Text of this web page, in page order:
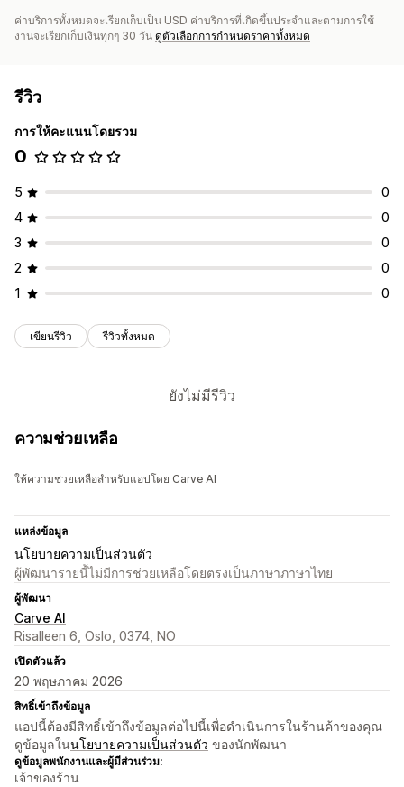
ค่าบริการทั้งหมดจะเรียกเก็บเป็น USD ค่าบริการที่เกิดขึ้นประจำและตามการใช้
งานจะเรียกเก็บเงินทุกๆ 30 วัน ดูตัวเลือกการกำหนดราคาทั้งหมด
รีวิว
การให้คะแนนโดยรวม
0
5
0
4
0
3
0
2
0
1
0
เขียนรีวิว รีวิวทั้งหมด
ยังไม่มีรีวิว
ความช่วยเหลือ
ให้ความช่วยเหลือสำหรับแอปโดย Carve AI
แหล่งข้อมูล
นโยบายความเป็นส่วนตัว
ผู้พัฒนารายนี้ไม่มีการช่วยเหลือโดยตรงเป็นภาษาภาษาไทย
ผู้พัฒนา
Carve AI
Risalleen 6, Oslo, 0374, NO
เปิดตัวแล้ว
20 พฤษภาคม 2026
สิทธิ์เข้าถึงข้อมูล
แอปนี้ต้องมีสิทธิ์เข้าถึงข้อมูลต่อไปนี้เพื่อดำเนินการในร้านค้าของคุณ
ดูข้อมูลในนโยบายความเป็นส่วนตัว ของนักพัฒนา
ดูข้อมูลพนักงานและผู้มีส่วนร่วม:
เจ้าของร้าน